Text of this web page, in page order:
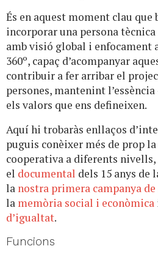
És en aquest moment clau que
incorporar una persona
amb visió global i enfocament
360º, capaç d’acompanyar
contribuir a fer arribar el
persones, mantenint
els valors que ens defineixen.
Aquí hi trobaràs enllaços
puguis conèixer més de prop
cooperativa a diferents nivells,
el documental dels 15 anys de
la nostra primera campanya
la memòria social i econòmica
d’igualtat.
Funcions